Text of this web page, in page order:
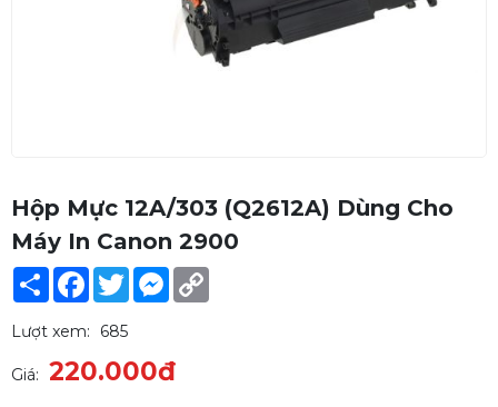
Hộp Mực 12A/303 (Q2612A) Dùng Cho
Máy In Canon 2900
Share Facebook
TwitterMessenger
Lượt xem:
685
Giá: 220.000đ